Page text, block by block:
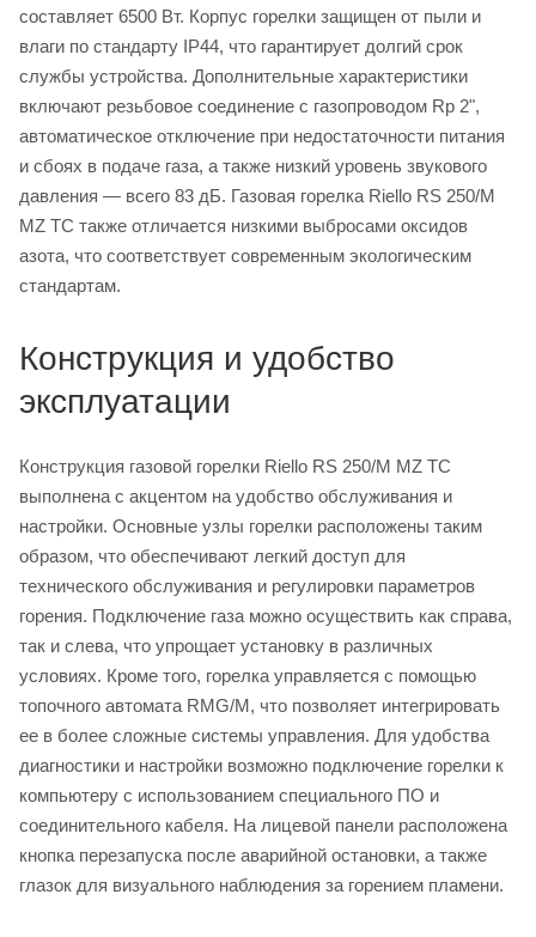
составляет 6500 Вт. Корпус горелки защищен от пыли и
влаги по стандарту IP44, что гарантирует долгий срок
службы устройства. Дополнительные характеристики
включают резьбовое соединение с газопроводом Rp 2",
автоматическое отключение при недостаточности питания
и сбоях в подаче газа, а также низкий уровень звукового
давления — всего 83 дБ. Газовая горелка Riello RS 250/M
MZ TC также отличается низкими выбросами оксидов
азота, что соответствует современным экологическим
стандартам.
Конструкция и удобство
эксплуатации
Конструкция газовой горелки Riello RS 250/M MZ TC
выполнена с акцентом на удобство обслуживания и
настройки. Основные узлы горелки расположены таким
образом, что обеспечивают легкий доступ для
технического обслуживания и регулировки параметров
горения. Подключение газа можно осуществить как справа,
так и слева, что упрощает установку в различных
условиях. Кроме того, горелка управляется с помощью
топочного автомата RMG/M, что позволяет интегрировать
ее в более сложные системы управления. Для удобства
диагностики и настройки возможно подключение горелки к
компьютеру с использованием специального ПО и
соединительного кабеля. На лицевой панели расположена
кнопка перезапуска после аварийной остановки, а также
глазок для визуального наблюдения за горением пламени.